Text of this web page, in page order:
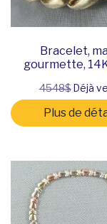
Bracelet,
gourmette,
4548$Déjà
Plus de